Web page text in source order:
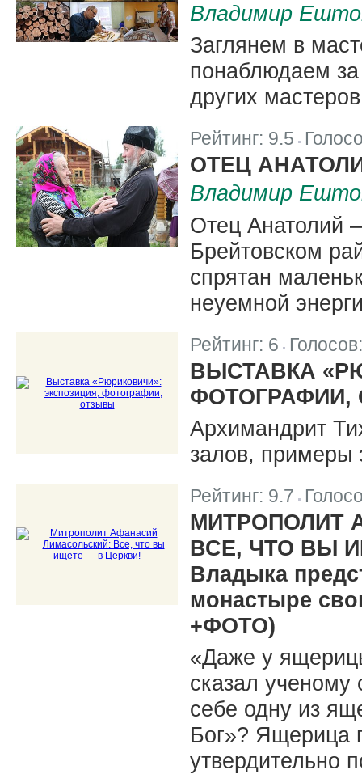
Владимир
Заглянем в
понаблюдаем за
других
Рейтинг: 9.5
ОТЕЦ
Владимир
Отец Анатолий
Брейтовском
спрятан
неуемной
Рейтинг: 6 |
ВЫСТАВКА
Архимандрит
залов, примеры
Рейтинг: 9.7 |
МИТРОПОЛИТ
ВСЕ, ЧТО ВЫ
Владыка
монастыре
+ФОТО)
«Даже у
сказал
себе одну из
Бог»? Ящерица
утвердительно